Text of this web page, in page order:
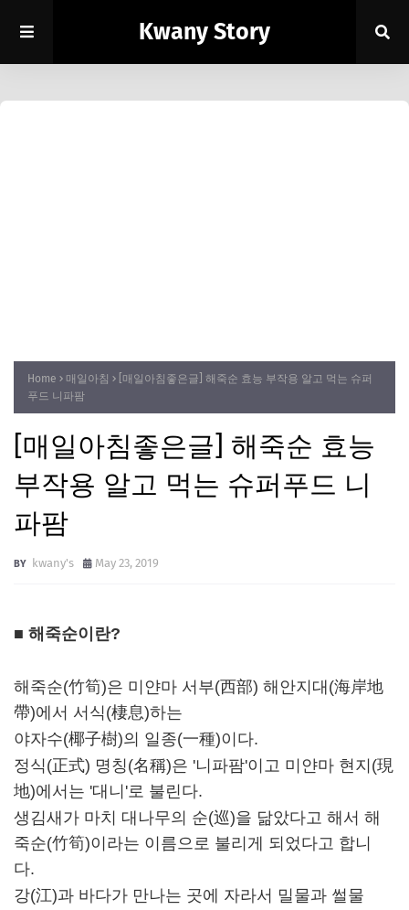
Kwany Story
Home 매일아침
[매일아침좋은글] 해죽순 효능 부작용 알고 먹는 슈퍼
푸드 니파팜
[매일아침좋은글] 해죽순 효능
부작용 알고 먹는 슈퍼푸드 니
파팜
kwany's May 23, 2019
■ 해죽순이란?
해죽순(竹筍)은 미얀마 서부(西部) 해안지대(海岸地
帶)에서 서식(棲息)하는
야자수(椰子樹)의 일종(一種)이다.
정식(正式) 명칭(名稱)은 '니파팜'이고 미얀마 현지(現
地)에서는 '대니'로 불린다.
생김새가 마치 대나무의 순(巡)을 닮았다고 해서 해
죽순(竹筍)이라는 이름으로 불리게 되었다고 합니
다.
강(江)과 바다가 만나는 곳에 자라서 밀물과 썰물